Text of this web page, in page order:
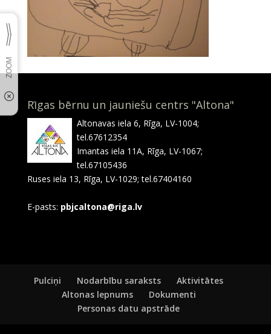
Rīgas bērnu un jauniešu centrs "Altona"
Altonavas iela 6, Rīga, LV-1004;
tel.67612354
Imantas iela 11A, Rīga, LV-1067;
tel.67105436
Ruses iela 13, Rīga, LV-1029; tel.67404160
E-pasts: pbjcaltona@riga.lv
Pulciņi Nodarbību saraksts
Aktivitātes
Altonas lepnums
Dokumenti
Personas datu apstrāde